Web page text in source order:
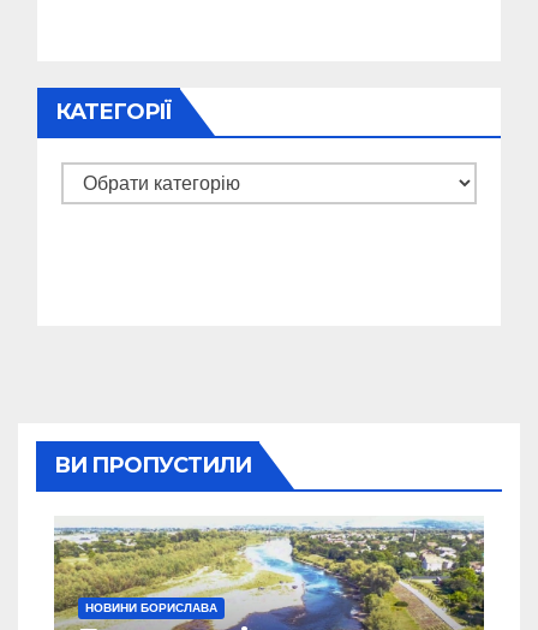
КАТЕГОРІЇ
Категорії
ВИ ПРОПУСТИЛИ
НОВИНИ БОРИСЛАВА